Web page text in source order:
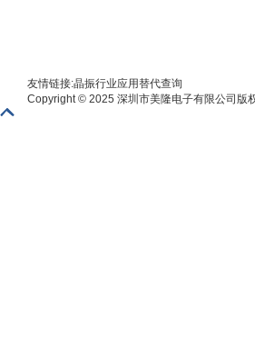
友情链接:晶振行业应用替代查询
Copyright © 2025 深圳市美隆电子有限公司版